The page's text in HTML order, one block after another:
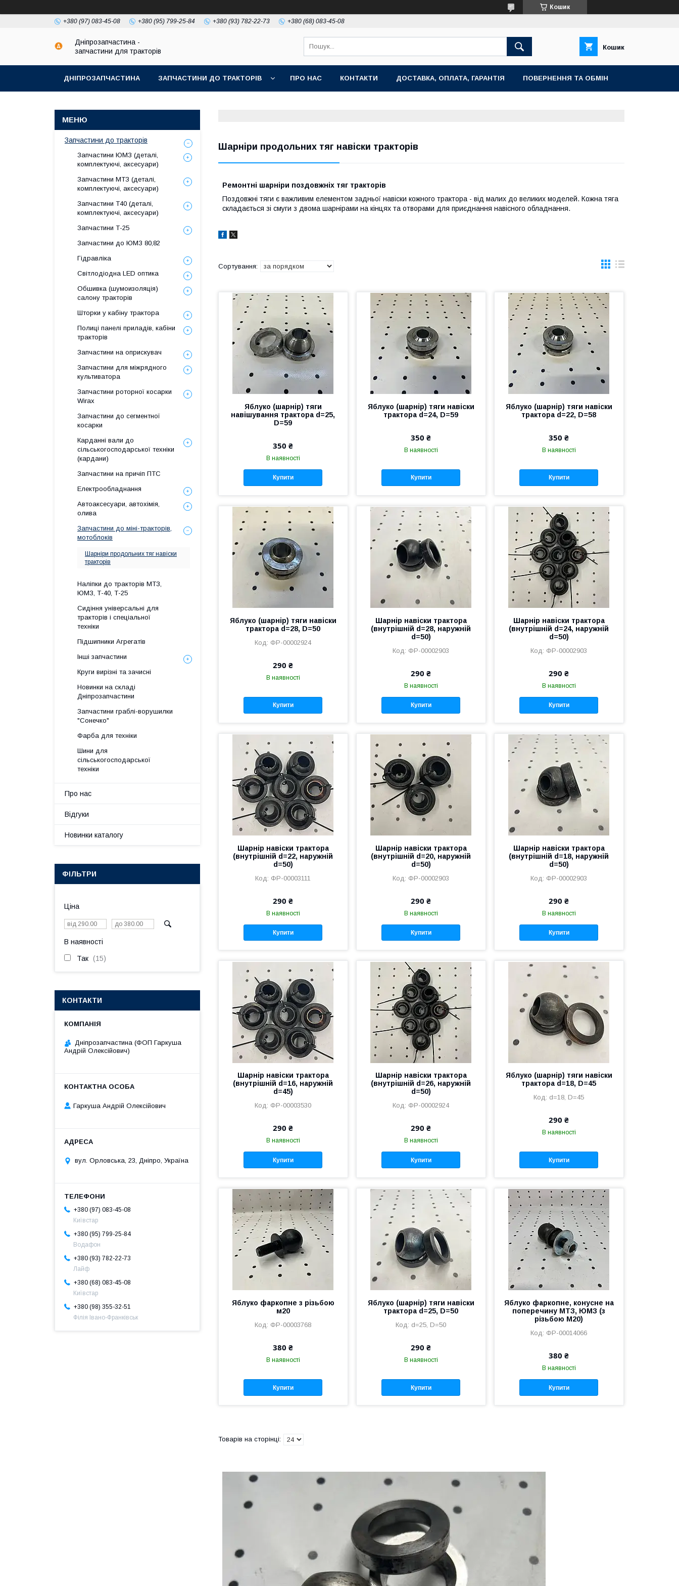
Кошик
+380 (97) 083-45-08 +380 (95) 799-25-84 +380 (93) 782-22-73 +380 (68) 083-45-08
Дніпрозапчастина -
запчастини для тракторів
Кошик
ДНІПРОЗАПЧАСТИНА ЗАПЧАСТИНИ ДО ТРАКТОРІВ ПРО НАС КОНТАКТИ ДОСТАВКА, ОПЛАТА, ГАРАНТІЯ ПОВЕРНЕННЯ ТА ОБМІН
Шарніри продольних тяг навіски тракторів
Ремонтні шарніри поздовжніх тяг тракторів
Поздовжні тяги є важливим елементом задньої навіски кожного трактора - від малих до великих моделей. Кожна тяга
складається зі смуги з двома шарнірами на кінцях та отворами для приєднання навісного обладнання.
Яблуко (шарнір) тяги
навішування трактора d=25,
D=59
350 ₴
В наявності
Купити
Яблуко (шарнір) тяги навіски
трактора d=24, D=59
350 ₴
В наявності
Купити
Яблуко (шарнір) тяги навіски
трактора d=22, D=58
350 ₴
В наявності
Купити
Яблуко (шарнір) тяги навіски
трактора d=28, D=50
ФР-00002924
290 ₴
В наявності
Купити
Шарнір навіски трактора
(внутрішній d=28, наружній
d=50)
ФР-00002903
290 ₴
В наявності
Купити
Шарнір навіски трактора
(внутрішній d=24, наружній
d=50)
ФР-00002903
290 ₴
В наявності
Купити
Шарнір навіски трактора
(внутрішній d=22, наружній
d=50)
ФР-00003111
290 ₴
В наявності
Купити
Шарнір навіски трактора
(внутрішній d=20, наружній
d=50)
ФР-00002903
290 ₴
В наявності
Купити
Шарнір навіски трактора
(внутрішній d=18, наружній
d=50)
ФР-00002903
290 ₴
В наявності
Купити
Шарнір навіски трактора
(внутрішній d=16, наружній
d=45)
ФР-00003530
290 ₴
В наявності
Купити
Шарнір навіски трактора
(внутрішній d=26, наружній
d=50)
ФР-00002924
290 ₴
В наявності
Купити
Яблуко (шарнір) тяги навіски
трактора d=18, D=45
d=18, D=45
290 ₴
В наявності
Купити
Яблуко фаркопне з різьбою
м20
ФР-00003768
380 ₴
В наявності
Купити
Яблуко (шарнір) тяги навіски
трактора d=25, D=50
d=25, D=50
290 ₴
В наявності
Купити
Яблуко фаркопне, конусне на
поперечину МТЗ, ЮМЗ (з
різьбою М20)
ФР-00014066
380 ₴
В наявності
Купити
Запчастини до тракторів
Запчастини ЮМЗ (деталі,
комплектуючі, аксесуари)
Запчастини МТЗ (деталі,
комплектуючі, аксесуари)
Запчастини Т40 (деталі,
комплектуючі, аксесуари)
Запчастини Т-25
Запчастини до ЮМЗ 80,82
Гідравліка
Світлодіодна LED оптика
Обшивка (шумоизоляція)
салону тракторів
Шторки у кабіну трактора
Полиці панелі приладів, кабіни
тракторів
Запчастини на оприскувач
Запчастини для міжрядного
культиватора
Запчастини роторної косарки
Wirax
Запчастини до сегментної
косарки
Карданні вали до
сільськогосподарської техніки
(кардани)
Запчастини на причіп ПТС
Електрообладнання
Автоаксесуари, автохімія,
олива
Запчастини до міні-тракторів,
мотоблоків
Шарніри продольних тяг навіски
тракторів
Наліпки до тракторів МТЗ,
ЮМЗ, Т-40, Т-25
Сидіння універсальні для
тракторів і спеціальної
техніки
Підшипники Агрегатів
Інші запчастини
Круги вирізні та зачисні
Новинки на складі
Дніпрозапчастини
Запчастини граблі-ворушилки
"Сонечко"
Фарба для техніки
Шини для
сільськогосподарської
техніки
Про нас
Відгуки
Новинки каталогу
ФІЛЬТРИ
Ціна
В наявності
Так 15
КОНТАКТИ
Дніпрозапчастина (ФОП Гаркуша
Андрій Олексійович)
Гаркуша Андрій Олексійович
вул. Орловська, 23, Дніпро, Україна
+380 (97) 083-45-08
Київстар
+380 (95) 799-25-84
Водафон
+380 (93) 782-22-73
Лайф
+380 (68) 083-45-08
Київстар
+380 (98) 355-32-51
Філія Івано-Франківськ